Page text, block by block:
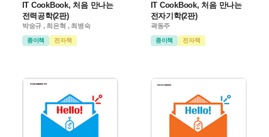
IT CookBook, 처음 만나는
전력공학(2판)
박숭규 , 최은혁 , 최병숙
종이책 전자책
IT CookBook, 처음 만나는
전자기학(2판)
곽동주
종이책 전자책